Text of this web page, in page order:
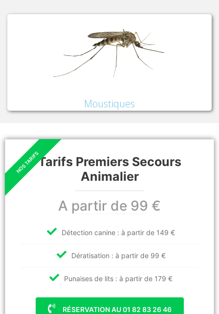
Moustiques
Tarifs Premiers Secours
Animalier
A partir de 99 €
Détection canine : à partir de 149 €
Dératisation : à partir de 99 €
Punaises de lits : à partir de 179 €
RÉSERVATION AU 01 82 83 26 46